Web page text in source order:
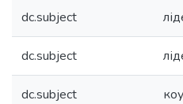
dc.subject
dc.subject
dc.subject